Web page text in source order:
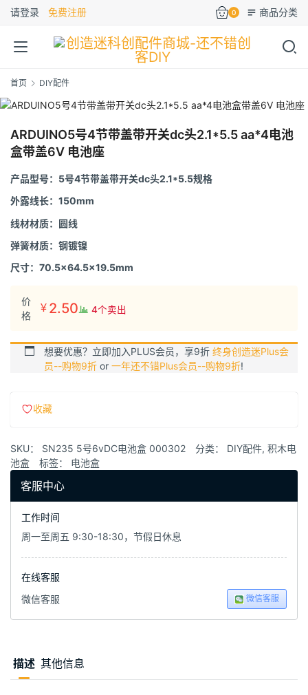
请登录 免费注册 0 商品分类
首页 DIY配件
ARDUINO5号4节带盖带开关dc头2.1*5.5 aa*4电池
盒带盖6V 电池座
产品型号：5号4节带盖带开关dc头2.1*5.5规格
外露线长：150mm
线材材质：圆线
弹簧材质：钢镀镍
尺寸：70.5×64.5×19.5mm
价
格
¥ 2.50 4个卖出
想要优惠？立即加入PLUS会员，享9折 终身创造迷Plus会
员--购物9折 or 一年还不错Plus会员--购物9折!
收藏
SKU： SN235 5号6vDC电池盒 000302 分类： DIY配件, 积木电
池盒
标签： 电池盒
客服中心
工作时间
周一至周五 9:30-18:30，节假日休息
在线客服
微信客服
微信客服
描述 其他信息